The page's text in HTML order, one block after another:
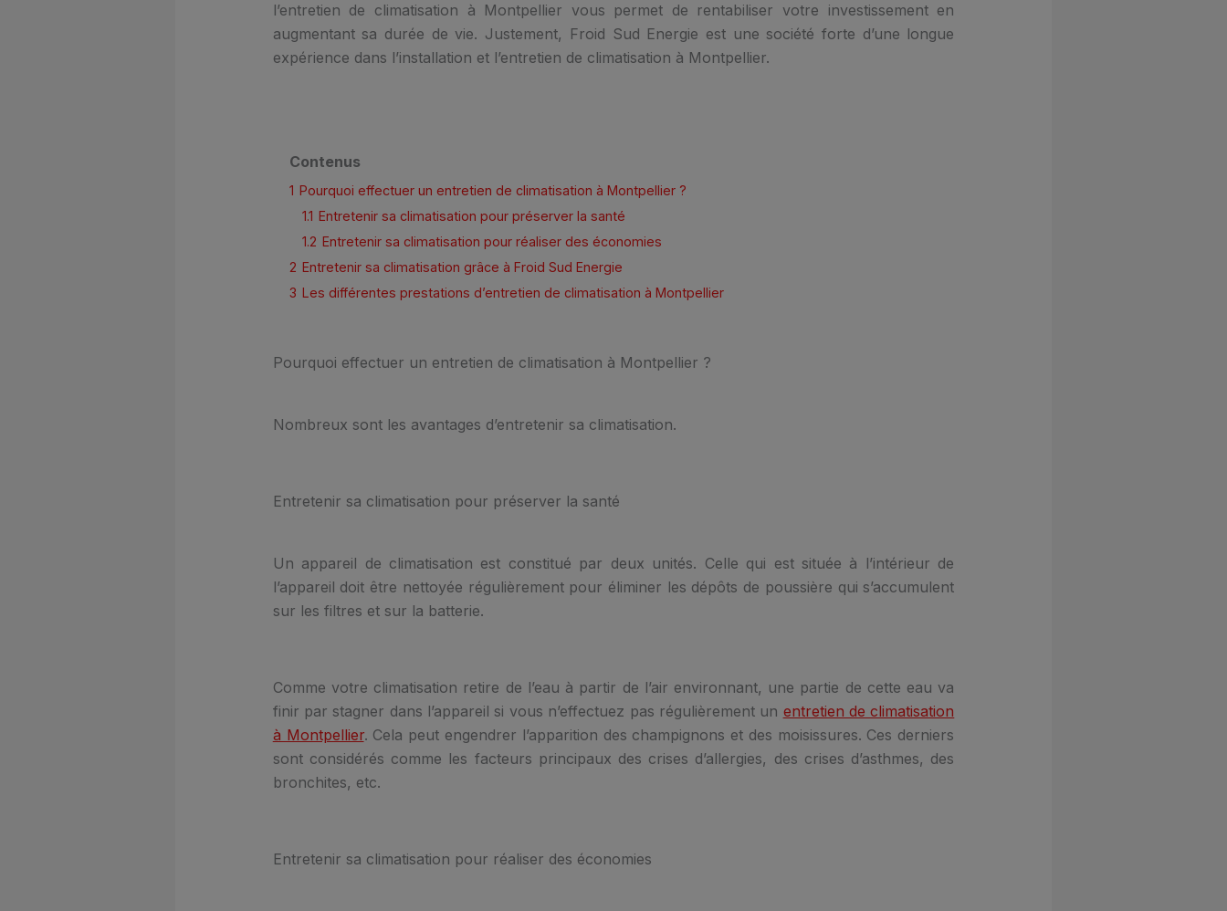
l’entretien de climatisation à Montpellier vous permet de rentabiliser votre investissement en
augmentant sa durée de vie. Justement, Froid Sud Energie est une société forte d’une longue
expérience dans l’installation et l’entretien de climatisation à Montpellier.
Contenus
1 Pourquoi effectuer un entretien de climatisation à Montpellier ?
1.1 Entretenir sa climatisation pour préserver la santé
1.2 Entretenir sa climatisation pour réaliser des économies
2 Entretenir sa climatisation grâce à Froid Sud Energie
3 Les différentes prestations d’entretien de climatisation à Montpellier
Pourquoi effectuer un entretien de climatisation à Montpellier ?
Nombreux sont les avantages d’entretenir sa climatisation.
Entretenir sa climatisation pour préserver la santé
Un appareil de climatisation est constitué par deux unités. Celle qui est située à l’intérieur de
l’appareil doit être nettoyée régulièrement pour éliminer les dépôts de poussière qui s’accumulent
sur les filtres et sur la batterie.
Comme votre climatisation retire de l’eau à partir de l’air environnant, une partie de cette eau va
finir par stagner dans l’appareil si vous n’effectuez pas régulièrement un entretien de climatisation
à Montpellier. Cela peut engendrer l’apparition des champignons et des moisissures. Ces derniers
sont considérés comme les facteurs principaux des crises d’allergies, des crises d’asthmes, des
bronchites, etc.
Entretenir sa climatisation pour réaliser des économies